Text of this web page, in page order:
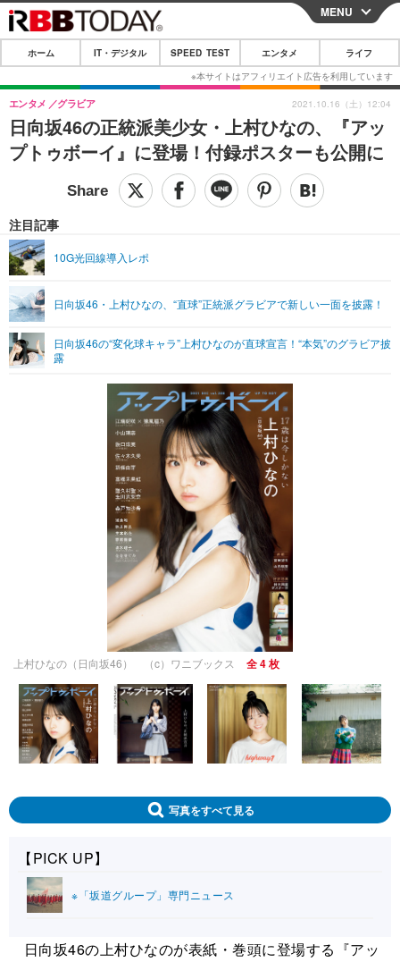
CLOSE
ホーム
IT・デジタル
IT・デジタルTOP スマートフォン
ショッピング その他
SPEED TEST
エンタメTOP 映画・ドラマ
グラビア ブログ
ショッピング その他
ライフTOP
リリース一覧
プッシュ通知の停止方法
MENU
ホーム IT・デジタル SPEED TEST エンタメ ライフ
日向坂46の正統派美少女・上村ひなの、『アッ
プトゥボーイ』に登場！付録ポスターも公開に
エンタメ グラビア
注目記事
10G光回線導入レポ
日向坂46・上村ひなの、“直球”正統派グラビアで新しい一面を披露！
日向坂46の“変化球キャラ”上村ひなのが直球宣言！“本気”のグラビア披
露
2021.10.16（土）12:04
上村ひなの（日向坂46） （c）ワニブックス 全 4 枚
写真をすべて見る
【PICK UP】
※「坂道グループ」専門ニュース
日向坂46の上村ひなのが表紙・巻頭に登場する『アッ